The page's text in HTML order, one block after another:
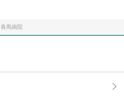
喜馬病院